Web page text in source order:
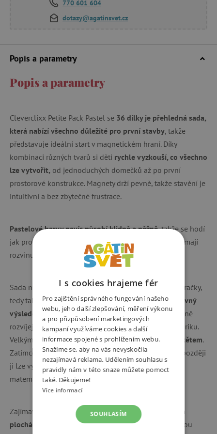
770 601 604
dotazy@agatinsvet.cz
Popis a parametry
Popis a parametry
Cleverclixx Petite Pack Pastel se 36 dílky je přehledná sada,
která nabízí všechno důležité pro první stavby, takže
představuje ideální start v magnetickém hraní. Díky
kombinaci různých tvarů si děti rychle vyzkouší, co všechno
lze vytvořit, od jednoduchých domečků až po první
prostorové konstrukce. Magnety drží pevně, takže stavění je
intuitivní a bez zbytečné frustrace.
Pastelové barvy navíc působí klidně a něžně, takže se hodí
jak pro malé děti, tak třeba pro starší slečny, které už mají
rozvinuté estetické cítění.
Sada navíc splňuje charakteristiku tvz. open-ended hračky,
tedy takové, kteránemá žádný pevný návod ani „správný
výsledek“.Děti si samy určují, co vytvoří, a tím přirozeně
rozvíjejí svou fantazii, logické myšlení i jemnou motoriku.
Velkým plusem je i to, žestavebnice roste spolu s dítětem.
Zatímco na začátku slouží k jednoduchým stavbám, později
ji lze využít i jako hravou pomůcku pro pochopení
matematiky a geometrie.
Zajímavou možností je takéstavění na magnetických
plochách, třeba na topení nebo lednici. Děti tak mohou
I s cookies hrajeme fér
Pro zajištění správného fungování našeho
webu, jeho další zlepšování, měření výkonu
a pro přizpůsobení marketingových
kampaní využíváme cookies a další
informace spojené s prohlížením webu.
Snažíme se, aby na vás nevyskočila
nezajímavá reklama. Udělením souhlasu s
pravidly nám v této snaze můžete pomoct
také. Děkujeme!
Více informací
SOUHLASÍM